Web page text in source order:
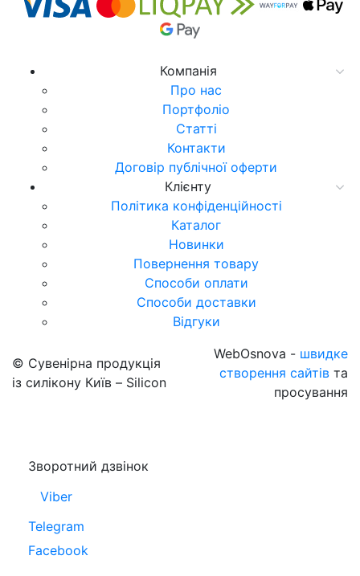
Компанія
Про нас
Портфоліо
Статті
Контакти
Договір публічної оферти
Клієнту
Політика конфіденційності
Каталог
Новинки
Повернення товару
Способи оплати
Способи доставки
Відгуки
© Сувенірна продукція
із силікону Київ – Silicon
WebOsnova - швидке
створення сайтів та
просування
Зворотний дзвінок
Viber
Telegram
Facebook